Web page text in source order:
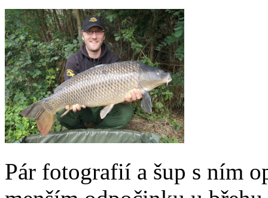
Pár fotografií a šup s ním